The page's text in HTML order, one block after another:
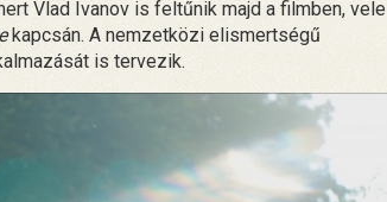
Vlad Ivanov is feltűnik majd a filmben, vele
kapcsán. A nemzetközi elismertségű
is tervezik.